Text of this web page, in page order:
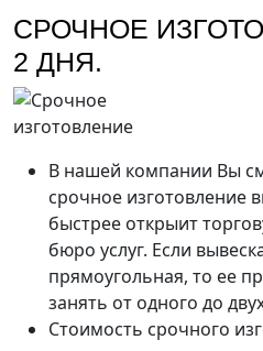
СРОЧНОЕ
2 ДНЯ.
В нашей компании Вы
срочное изготовление
быстрее открыит
бюро услуг. Если
прямоугольная, то ее
занять от одного до
Стоимость срочного